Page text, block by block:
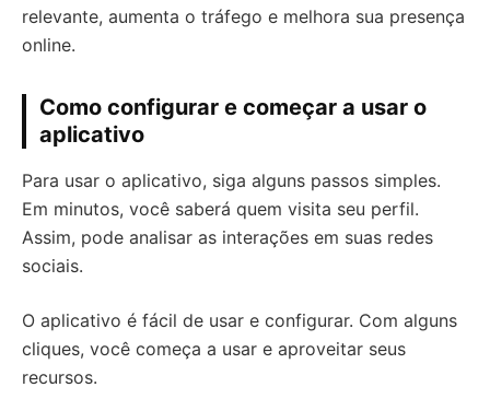
relevante, aumenta o tráfego e melhora sua presença
online.
Como configurar e começar a usar o
aplicativo
Para usar o aplicativo, siga alguns passos simples.
Em minutos, você saberá quem visita seu perfil.
Assim, pode analisar as interações em suas redes
sociais.
O aplicativo é fácil de usar e configurar. Com alguns
cliques, você começa a usar e aproveitar seus
recursos.